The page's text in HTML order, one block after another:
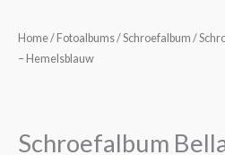
Home/ Fotoalbums/Schroefalbum /
– Hemelsblauw
Schroefalbum€29,95
Schroefalbum
Bella
aantal